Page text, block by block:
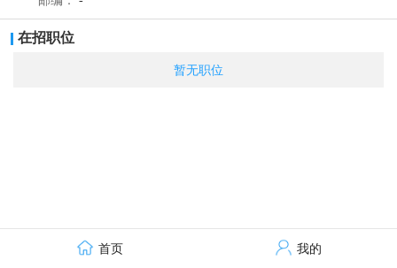
等三十多个国家和地区，与纽发姆、科迪华、巴斯
夫、先正达等多家行业内国际顶尖农化企业建立了
长期稳定的战略合作关系。
在招职位
暂无职位
首页 我的